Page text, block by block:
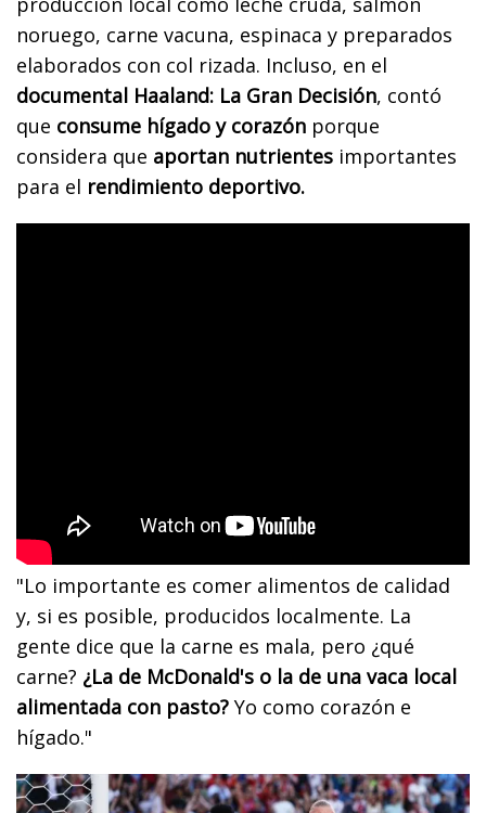
noruego, carne vacuna, espinaca y preparados
elaborados con col rizada. Incluso, en el
documental Haaland: La Gran Decisión, contó
que consume hígado y corazón porque
considera que aportan nutrientes importantes
para el rendimiento deportivo.
"Lo importante es comer alimentos de calidad
y, si es posible, producidos localmente. La
gente dice que la carne es mala, pero ¿qué
carne? ¿La de McDonald's o la de una vaca local
alimentada con pasto? Yo como corazón e
hígado."